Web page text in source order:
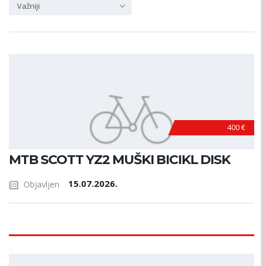
Važniji
400 €
MTB SCOTT YZ2 MUŠKI BICIKL DISK
Objavljen 15.07.2026.